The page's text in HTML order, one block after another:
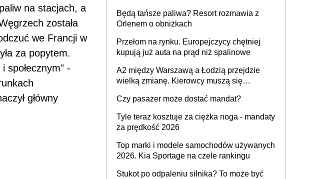
na stacjach, a
została
we Francji w
za popytem.
społecznym" -
główny
technologią producenta
Będą tańsze paliwa? Resort rozmawia z
Orlenem o obniżkach
Przełom na rynku. Europejczycy chętniej
kupują już auta na prąd niż spalinowe
A2 między Warszawą a Łodzią przejdzie
wielką zmianę. Kierowcy muszą się
Czy pasażer może dostać mandat?
Tyle teraz kosztuje za ciężka noga - mandaty
za prędkość 2026
Top marki i modele samochodów używanych
2026. Kia Sportage na czele rankingu
Stukot po odpaleniu silnika? To może być